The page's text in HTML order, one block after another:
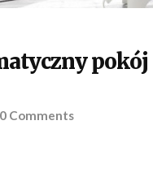
pokój
0 Comments